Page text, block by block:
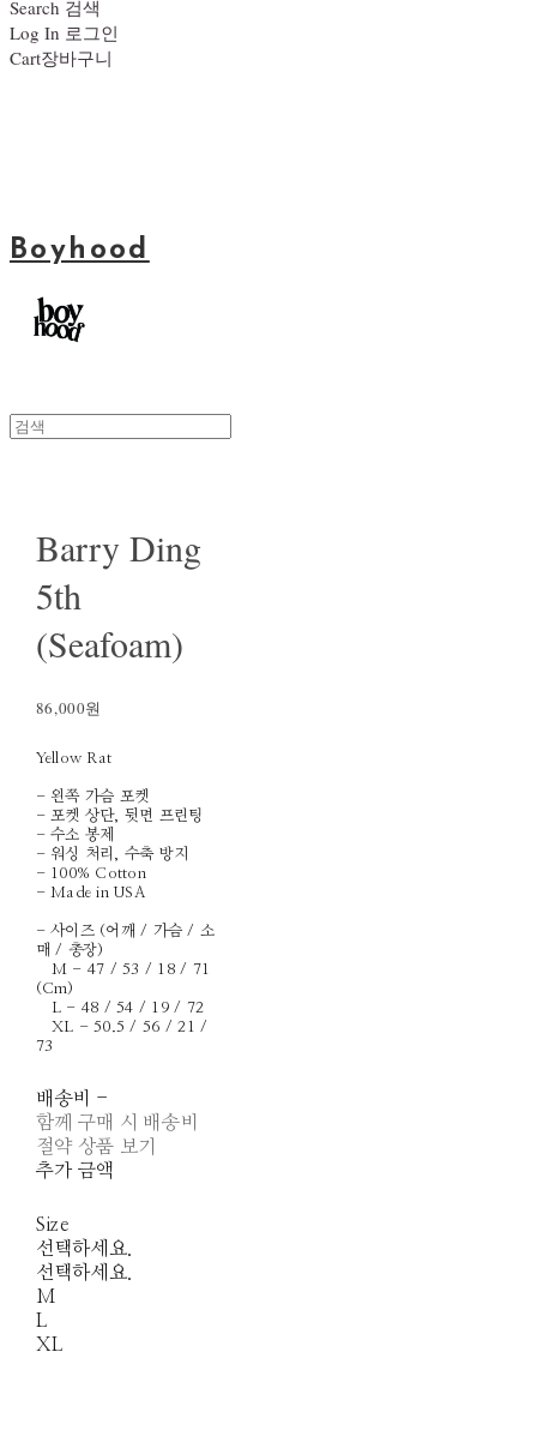
Search 검색
Log In 로그인
Cart장바구니
Boyhood
Barry Ding
5th
(Seafoam)
86,000원
Yellow Rat
- 왼쪽 가슴 포켓
- 포켓 상단, 뒷면 프린팅
- 수소 봉제
- 워싱 처리, 수축 방지
- 100% Cotton
- Made in USA
- 사이즈 (어깨 / 가슴 / 소
매 / 총장)
M - 47 / 53 / 18 / 71
(Cm)
L - 48 / 54 / 19 / 72
XL - 50.5 / 56 / 21 /
73
배송비 -
함께 구매 시 배송비
절약 상품 보기
추가 금액
Size
선택하세요.
선택하세요.
M
L
XL